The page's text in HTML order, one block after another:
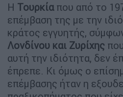
Η Τουρκία που από το
επέμβαση της με την
κράτος εγγυητής,
Λονδίνου και Ζυρίχης
αυτή την ιδιότητα, δεν
έπρεπε. Κι όμως ο
επέμβασης ήταν η